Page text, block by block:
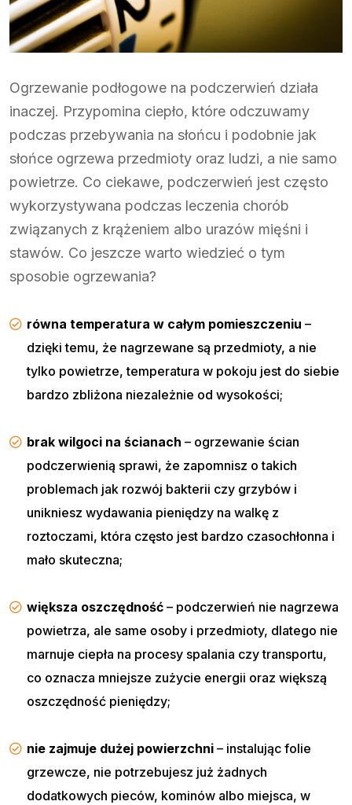
Ogrzewanie podłogowe na podczerwień działa
inaczej. Przypomina ciepło, które odczuwamy
podczas przebywania na słońcu i podobnie jak
słońce ogrzewa przedmioty oraz ludzi, a nie samo
powietrze. Co ciekawe, podczerwień jest często
wykorzystywana podczas leczenia chorób
związanych z krążeniem albo urazów mięśni i
stawów. Co jeszcze warto wiedzieć o tym
sposobie ogrzewania?
równa temperatura w całym pomieszczeniu –
dzięki temu, że nagrzewane są przedmioty, a nie
tylko powietrze, temperatura w pokoju jest do siebie
bardzo zbliżona niezależnie od wysokości;
brak wilgoci na ścianach – ogrzewanie ścian
podczerwienią sprawi, że zapomnisz o takich
problemach jak rozwój bakterii czy grzybów i
unikniesz wydawania pieniędzy na walkę z
roztoczami, która często jest bardzo czasochłonna i
mało skuteczna;
większa oszczędność – podczerwień nie nagrzewa
powietrza, ale same osoby i przedmioty, dlatego nie
marnuje ciepła na procesy spalania czy transportu,
co oznacza mniejsze zużycie energii oraz większą
oszczędność pieniędzy;
nie zajmuje dużej powierzchni – instalując folie
grzewcze, nie potrzebujesz już żadnych
dodatkowych pieców, kominów albo miejsca, w